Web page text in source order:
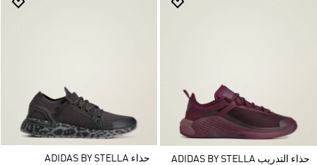
حذاء التدريب ADIDAS BY STELLA
حذاء ADIDAS BY STELLA